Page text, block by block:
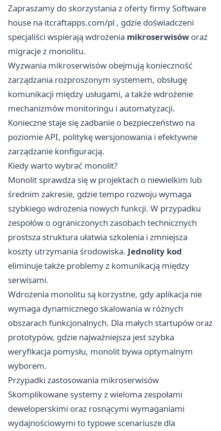
Zapraszamy do skorzystania z oferty firmy Software
house na itcraftapps.com/pl , gdzie doświadczeni
specjaliści wspierają wdrożenia mikroserwisów oraz
migracje z monolitu.
Wyzwania mikroserwisów obejmują konieczność
zarządzania rozproszonym systemem, obsługę
komunikacji między usługami, a także wdrożenie
mechanizmów monitoringu i automatyzacji.
Konieczne staje się zadbanie o bezpieczeństwo na
poziomie API, politykę wersjonowania i efektywne
zarządzanie konfiguracją.
Kiedy warto wybrać monolit?
Monolit sprawdza się w projektach o niewielkim lub
średnim zakresie, gdzie tempo rozwoju wymaga
szybkiego wdrożenia nowych funkcji. W przypadku
zespołów o ograniczonych zasobach technicznych
prostsza struktura ułatwia szkolenia i zmniejsza
koszty utrzymania środowiska. Jednolity kod
eliminuje także problemy z komunikacją między
serwisami.
Wdrożenia monolitu są korzystne, gdy aplikacja nie
wymaga dynamicznego skalowania w różnych
obszarach funkcjonalnych. Dla małych startupów oraz
prototypów, gdzie najważniejsza jest szybka
weryfikacja pomysłu, monolit bywa optymalnym
wyborem.
Przypadki zastosowania mikroserwisów
Skomplikowane systemy z wieloma zespołami
deweloperskimi oraz rosnącymi wymaganiami
wydajnościowymi to typowe scenariusze dla